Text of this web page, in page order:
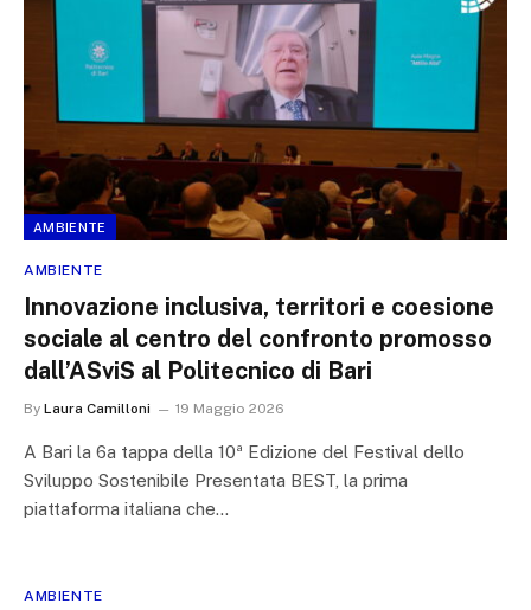
AMBIENTE
AMBIENTE
Innovazione inclusiva, territori e coesione
sociale al centro del confronto promosso
dall’ASviS al Politecnico di Bari
By Laura Camilloni 19 Maggio 2026
A Bari la 6a tappa della 10ª Edizione del Festival dello
Sviluppo Sostenibile Presentata BEST, la prima
piattaforma italiana che…
AMBIENTE